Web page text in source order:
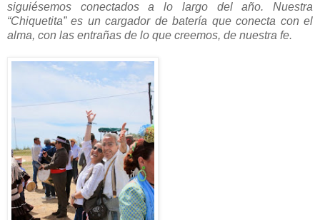
siguiésemos conectados a lo largo del año. Nuestra
“Chiquetita” es un cargador de batería que conecta con el
alma, con las entrañas de lo que creemos, de nuestra fe.